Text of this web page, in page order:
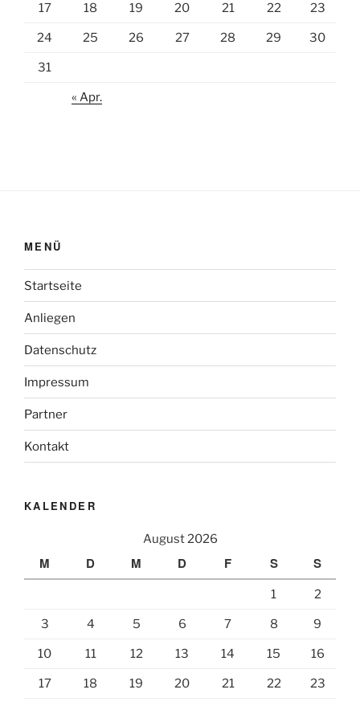
17 18 19 20 21 22 23
24 25 26 27 28 29 30
31
« Apr.
MENÜ
Startseite
Anliegen
Datenschutz
Impressum
Partner
Kontakt
KALENDER
August 2026
M D M D F S S
1 2
3 4 5 6 7 8 9
10 11 12 13 14 15 16
17 18 19 20 21 22 23